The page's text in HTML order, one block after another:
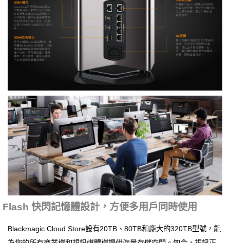
Flash 快閃記憶體設計，方便多用戶同時使用
Blackmagic Cloud Store設有20TB、80TB和龐大的320TB型號，能